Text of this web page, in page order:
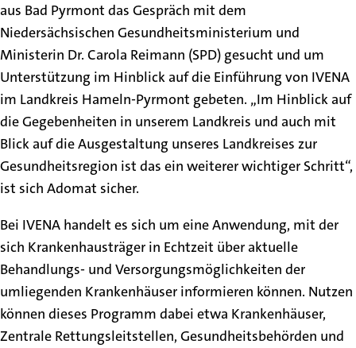
aus Bad Pyrmont das Gespräch mit dem
Niedersächsischen Gesundheitsministerium und
Ministerin Dr. Carola Reimann (SPD) gesucht und um
Unterstützung im Hinblick auf die Einführung von IVENA
im Landkreis Hameln-Pyrmont gebeten. „Im Hinblick auf
die Gegebenheiten in unserem Landkreis und auch mit
Blick auf die Ausgestaltung unseres Landkreises zur
Gesundheitsregion ist das ein weiterer wichtiger Schritt“,
ist sich Adomat sicher.
Bei IVENA handelt es sich um eine Anwendung, mit der
sich Krankenhausträger in Echtzeit über aktuelle
Behandlungs- und Versorgungsmöglichkeiten der
umliegenden Krankenhäuser informieren können. Nutzen
können dieses Programm dabei etwa Krankenhäuser,
Zentrale Rettungsleitstellen, Gesundheitsbehörden und